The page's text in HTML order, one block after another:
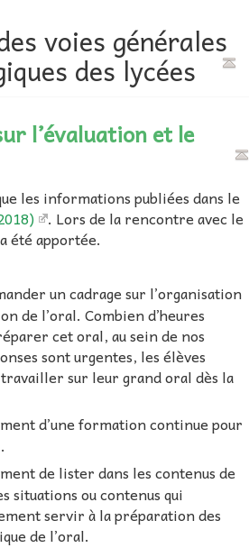
voies générales
des lycées
l’évaluation et le
les informations publiées dans le
. Lors de la rencontre avec le
été apportée.
un cadrage sur l’organisation
de l’oral. Combien d’heures
cet oral, au sein de nos
sont urgentes, les élèves
sur leur grand oral dès la
d’une formation continue pour
de lister dans les contenus de
situations ou contenus qui
servir à la préparation des
de l’oral.